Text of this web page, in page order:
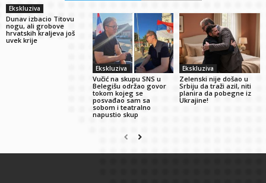
Ekskluziva
Dunav izbacio Titovu
nogu, ali grobove
hrvatskih kraljeva još
uvek krije
Ekskluziva
Vučić na skupu SNS u
Belegišu održao govor
tokom kojeg se
posvađao sam sa
sobom i teatralno
napustio skup
Ekskluziva
Zelenski nije došao u
Srbiju da traži azil, niti
planira da pobegne iz
Ukrajine!